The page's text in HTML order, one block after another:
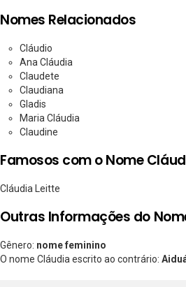
Nomes Relacionados
Cláudio
Ana Cláudia
Claudete
Claudiana
Gladis
Maria Cláudia
Claudine
Famosos com o Nome
Cláudia Leitte
Outras Informações do
Gênero: nome feminino
O nome Cláudia escrito ao contrário: